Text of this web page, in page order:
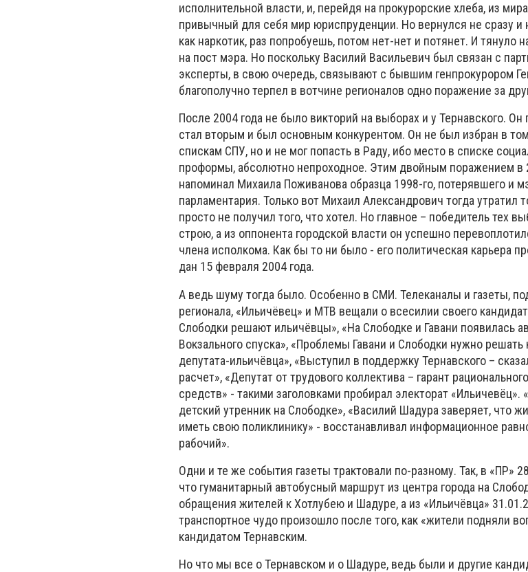
исполнительной власти, и, перейдя на прокурорские хлеба, из
привычный для себя мир юриспруденции. Но вернулся не сразу и
как наркотик, раз попробуешь, потом нет-нет и потянет. И
на пост мэра. Но поскольку Василий Васильевич был связан с
эксперты, в свою очередь, связывают с бывшим генпрокурором
благополучно терпел в вотчине регионалов одно поражение за
После 2004 года не было викторий на выборах и у Тернавского.
стал вторым и был основным конкурентом. Он не был избран в
спискам СПУ, но и не мог попасть в Раду, ибо место в списке
проформы, абсолютно непроходное. Этим двойным поражением
напоминал Михаила Поживанова образца 1998-го, потерявшего и
парламентария. Только вот Михаил Александрович тогда утратил
просто не получил того, что хотел. Но главное – победитель тех
строю, а из оппонента городской власти он успешно
члена исполкома. Как бы то ни было - его политическая карьера
дан 15 февраля 2004 года.
А ведь шуму тогда было. Особенно в СМИ. Телеканалы и газеты,
регионала, «Ильичёвец» и МТВ вещали о всесилии своего
Слободки решают ильичёвцы», «На Слободке и Гавани появилась
Вокзального спуска», «Проблемы Гавани и Слободки нужно
депутата-ильичёвца», «Выступил в поддержку Тернавского –
расчет», «Депутат от трудового коллектива – гарант
средств» - такими заголовками пробирал электорат
детский утренник на Слободке», «Василий Шадура заверяет, что
иметь свою поликлинику» - восстанавливал информационное
рабочий».
Одни и те же события газеты трактовали по-разному. Так, в «ПР»
что гуманитарный автобусный маршрут из центра города на
обращения жителей к Хотлубею и Шадуре, а из «Ильичёвца»
транспортное чудо произошло после того, как «жители подняли
кандидатом Тернавским.
Но что мы все о Тернавском и о Шадуре, ведь были и другие